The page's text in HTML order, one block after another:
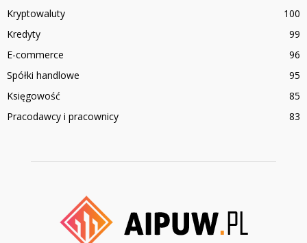
Kryptowaluty
100
Kredyty
99
E-commerce
96
Spółki handlowe
95
Księgowość
85
Pracodawcy i pracownicy
83